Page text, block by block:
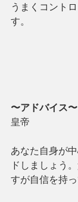
うまくコント
す。
〜アドバイス〜
皇帝
あなた自身が
ドしましょう
すが自信を持